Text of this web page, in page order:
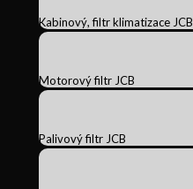
Kabinový, filtr klimatizace JCB
Motorový filtr JCB
Palivový filtr JCB